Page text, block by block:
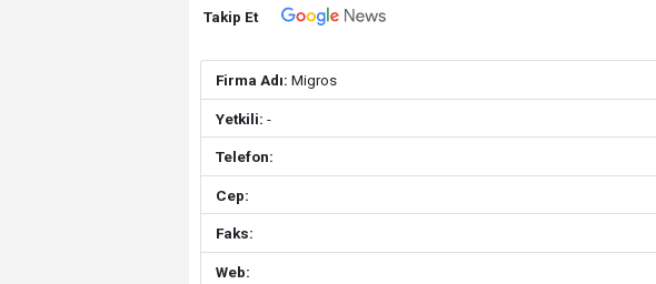
Takip Et
Firma Adı:Migros
Yetkili:-
Telefon:
Cep:
Faks:
Web: